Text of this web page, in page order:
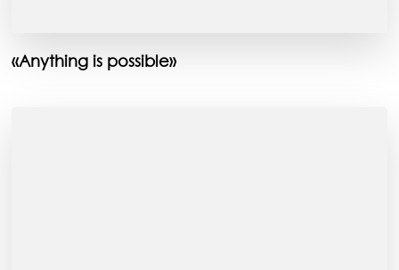
«Anything is possible»